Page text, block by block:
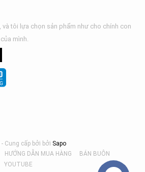
tôi lựa chọn sản phẩm như cho chính con
mình.
- Cung cấp bởi bởi Sapo
HƯỚNG DẪN MUA HÀNG
BÁN BUÔN
YOUTUBE